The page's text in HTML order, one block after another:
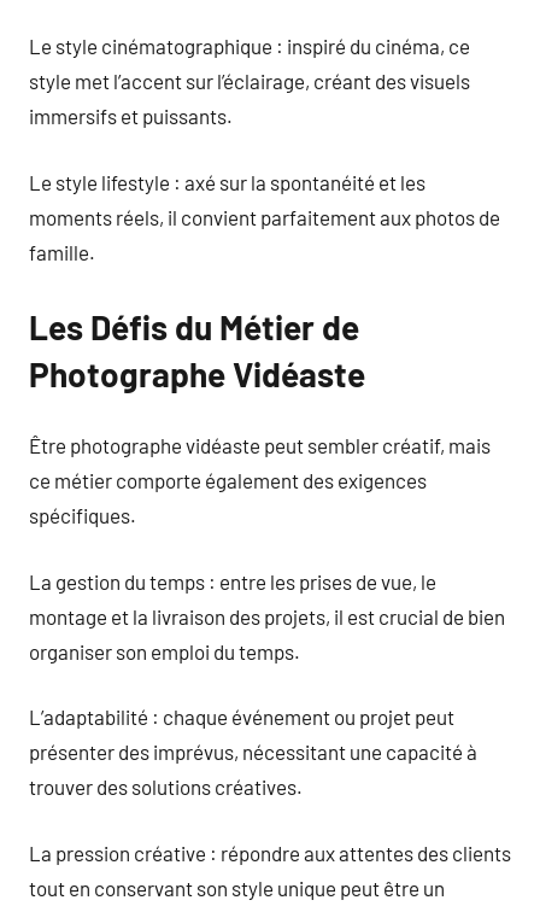
Le style cinématographique : inspiré du cinéma, ce
style met l’accent sur l’éclairage, créant des visuels
immersifs et puissants.
Le style lifestyle : axé sur la spontanéité et les
moments réels, il convient parfaitement aux photos de
famille.
Les Défis du Métier de
Photographe Vidéaste
Être photographe vidéaste peut sembler créatif, mais
ce métier comporte également des exigences
spécifiques.
La gestion du temps : entre les prises de vue, le
montage et la livraison des projets, il est crucial de bien
organiser son emploi du temps.
L’adaptabilité : chaque événement ou projet peut
présenter des imprévus, nécessitant une capacité à
trouver des solutions créatives.
La pression créative : répondre aux attentes des clients
tout en conservant son style unique peut être un